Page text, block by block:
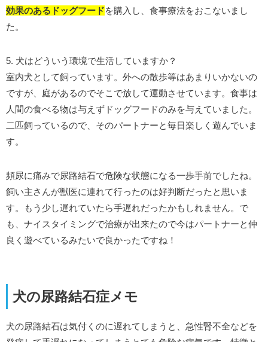
効果のあるドッグフードを購入し、食事療法をおこないまし
た。
5. 犬はどういう環境で生活していますか？
室内犬として飼っています。外への散歩等はあまりいかないの
ですが、庭があるのでそこで放して運動させています。食事は
人間の食べる物は与えずドッグフードのみを与えていました。
二匹飼っているので、そのパートナーと毎日楽しく遊んでいま
す。
頻尿に痛みで尿路結石で危険な状態になる一歩手前でしたね。
飼い主さんが獣医に連れて行ったのは好判断だったと思いま
す。もう少し遅れていたら手遅れだったかもしれません。で
も、ナイスタイミングで治療が出来たので今はパートナーと仲
良く遊べているみたいで良かったですね！
犬の尿路結石症メモ
犬の尿路結石は気付くのに遅れてしまうと、急性腎不全などを